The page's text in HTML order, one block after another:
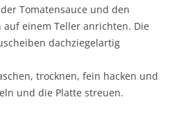
Tomatensauce und den
einem Teller anrichten. Die
dachziegelartig
trocknen, fein hacken und
und die Platte streuen.